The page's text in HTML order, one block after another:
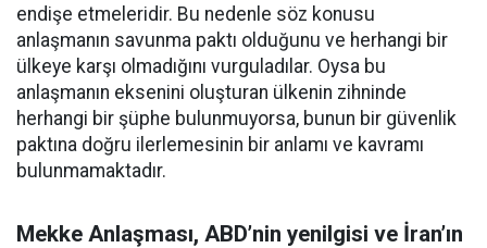
endişe etmeleridir. Bu nedenle söz konusu
anlaşmanın savunma paktı olduğunu ve herhangi bir
ülkeye karşı olmadığını vurguladılar. Oysa bu
anlaşmanın eksenini oluşturan ülkenin zihninde
herhangi bir şüphe bulunmuyorsa, bunun bir güvenlik
paktına doğru ilerlemesinin bir anlamı ve kavramı
bulunmamaktadır.
Mekke Anlaşması, ABD’nin yenilgisi ve İran’ın